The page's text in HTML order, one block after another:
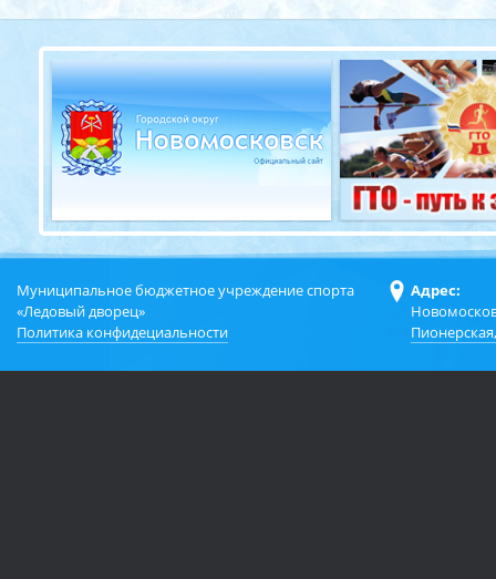
Муниципальное бюджетное учреждение спорта
«Ледовый дворец»
Политика конфидециальности
Адрес: